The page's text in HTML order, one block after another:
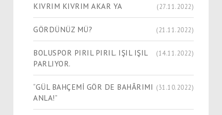
KIVRIM KIVRIM AKAR YA (27.11.2022)
GÖRDÜNÜZ MÜ? (21.11.2022)
BOLUSPOR PIRIL PIRIL. IŞIL IŞIL
PARLIYOR.
(14.11.2022)
“GÜL BAHÇEMİ GÖR DE BAHÂRIMI
ANLA!”
(31.10.2022)